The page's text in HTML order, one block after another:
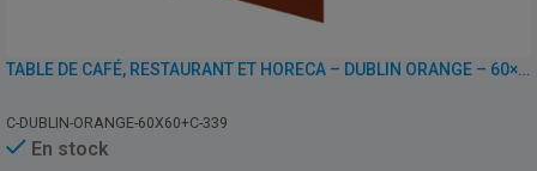
TABLE DE CAFÉ, RESTAURANT ET HORECA – DUBLIN ORANGE – 60×60 CM AVEC PIED
C-DUBLIN-ORANGE-60X60+C-339
En stock